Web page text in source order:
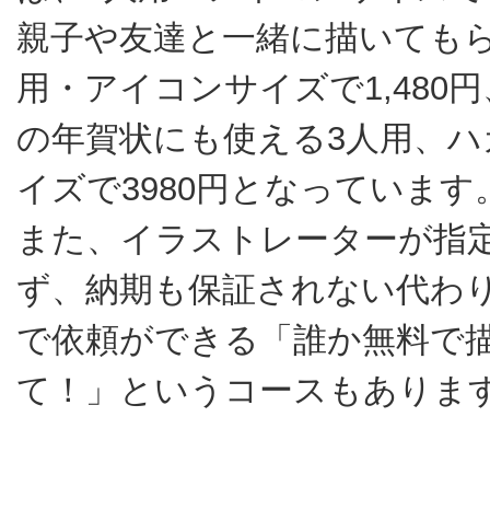
親子や友達と一緒に描いても
用・アイコンサイズで1,480
の年賀状にも使える3人用、
イズで3980円となっています
また、イラストレーターが指
ず、納期も保証されない代わ
で依頼ができる「誰か無料で
て！」というコースもありま